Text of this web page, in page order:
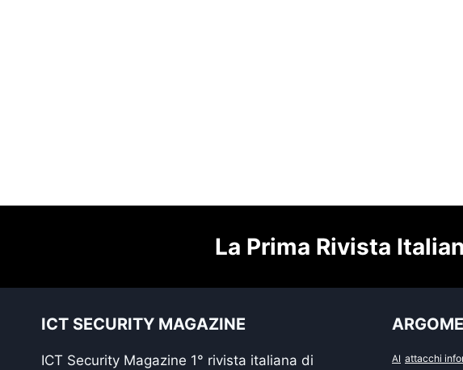
La Prima Rivista
ICT SECURITY MAGAZINE
ICT Security Magazine 1° rivista italiana di
AI attacchi